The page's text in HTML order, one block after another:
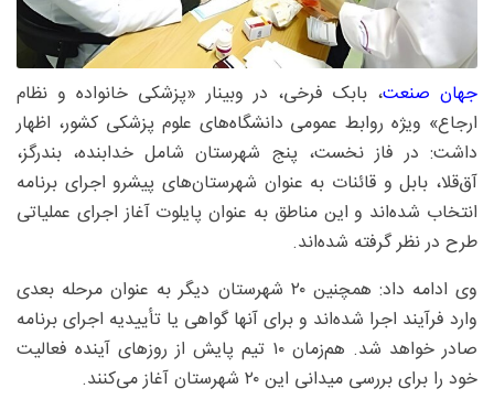
جهان صنعت، بابک فرخی، در وبینار «پزشکی خانواده و نظام
ارجاع» ویژه روابط عمومی دانشگاه‌های علوم پزشکی کشور، اظهار
داشت: در فاز نخست، پنج شهرستان شامل خدابنده، بندرگز،
آق‌قلا، بابل و قائنات به‌ عنوان شهرستان‌های پیشرو اجرای برنامه
انتخاب شده‌اند و این مناطق به‌ عنوان پایلوت آغاز اجرای عملیاتی
طرح در نظر گرفته شده‌اند.
وی ادامه داد: همچنین ۲۰ شهرستان دیگر به‌ عنوان مرحله بعدی
وارد فرآیند اجرا شده‌اند و برای آنها گواهی یا تأییدیه اجرای برنامه
صادر خواهد شد. هم‌زمان ۱۰ تیم پایش از روزهای آینده فعالیت
خود را برای بررسی میدانی این ۲۰ شهرستان آغاز می‌کنند.